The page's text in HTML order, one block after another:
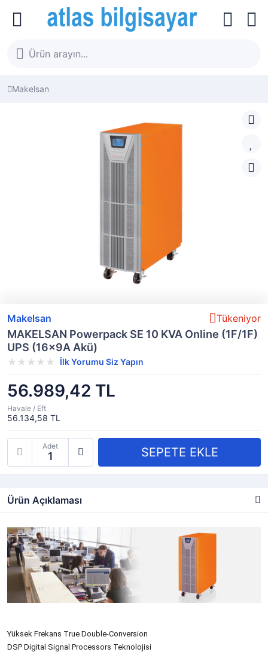
Makelsan
Makelsan Tükeniyor
MAKELSAN Powerpack SE 10 KVA Online (1F/1F)
UPS (16x9A Akü)
İlk Yorumu Siz Yapın
56.989,42 TL
Havale / Eft
56.134,58 TL
Adet
Ürün Açıklaması
Yüksek Frekans True Double-Conversion
DSP Digital Signal Processors Teknolojisi